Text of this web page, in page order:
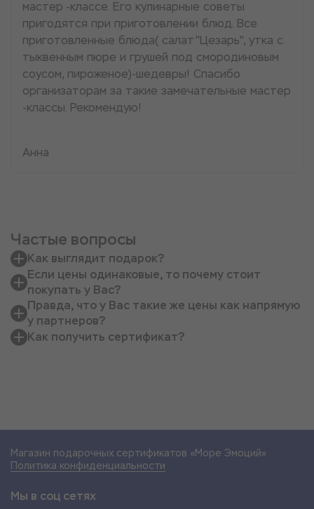
мастер -классе. Его кулинарные советы
пригодятся при приготовлении блюд. Все
приготовленные блюда( салат"Цезарь", утка с
тыквенным пюре и грушей под смородиновым
соусом, пироженое)-шедевры! Спасибо
организаторам за такие замечательные мастер
-классы. Рекомендую!
Анна
Частые вопросы
Как выглядит подарок?
Если цены одинаковые, то почему стоит
покупать у Вас?
Правда, что у Вас такие же цены как напрямую
у партнеров?
Как получить сертификат?
Магазин подарочных сертификатов «Море Эмоций»
Политика конфиденциальности
Мы в соц сетях